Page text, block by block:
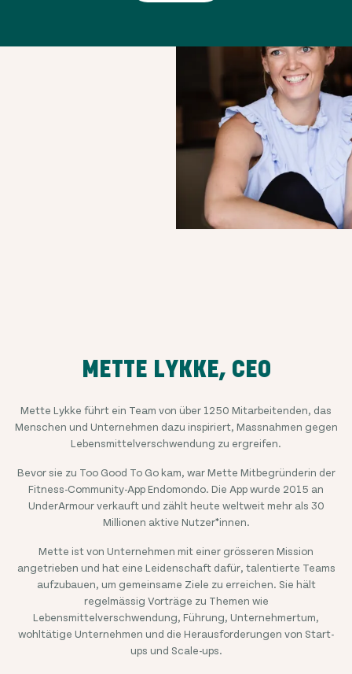
METTE LYKKE, CEO
Mette Lykke führt ein Team von über 1250 Mitarbeitenden, das
Menschen und Unternehmen dazu inspiriert, Massnahmen gegen
Lebensmittelverschwendung zu ergreifen.
Bevor sie zu Too Good To Go kam, war Mette Mitbegründerin der
Fitness-Community-App Endomondo. Die App wurde 2015 an
UnderArmour verkauft und zählt heute weltweit mehr als 30
Millionen aktive Nutzer*innen.
Mette ist von Unternehmen mit einer grösseren Mission
angetrieben und hat eine Leidenschaft dafür, talentierte Teams
aufzubauen, um gemeinsame Ziele zu erreichen. Sie hält
regelmässig Vorträge zu Themen wie
Lebensmittelverschwendung, Führung, Unternehmertum,
wohltätige Unternehmen und die Herausforderungen von Start-
ups und Scale-ups.